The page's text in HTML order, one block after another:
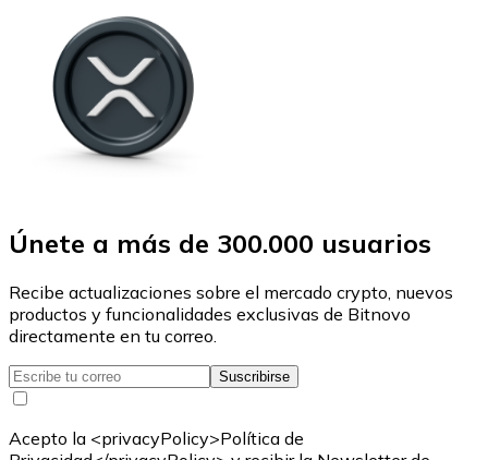
Únete a más de 300.000 usuarios
Recibe actualizaciones sobre el mercado crypto, nuevos
productos y funcionalidades exclusivas de Bitnovo
directamente en tu correo.
Suscribirse
Acepto la <privacyPolicy>Política de